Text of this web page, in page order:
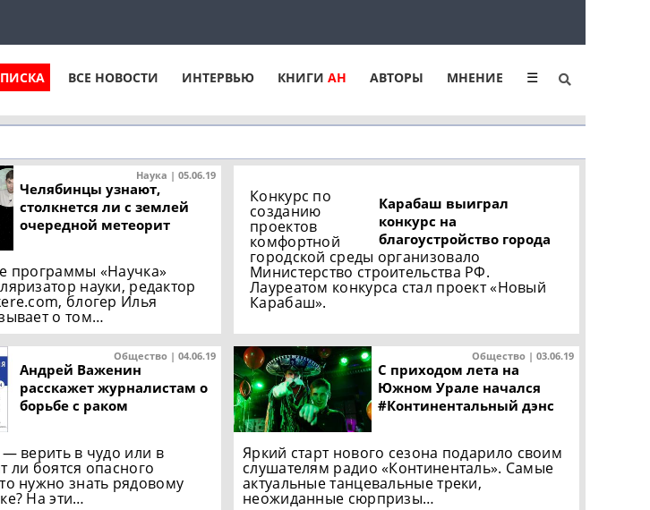
ВСЕ НОВОСТИ ИНТЕРВЬЮ КНИГИ АН АВТОРЫ МНЕНИЕ ☰
Наука | 05.06.19
Челябинцы узнают,
столкнется ли с землей
очередной метеорит
программы «Научка»
науки, редактор
блогер Илья
о том…
Карабаш выиграл
конкурс на
благоустройство города
Конкурс по
созданию
проектов
комфортной
городской среды организовало
Министерство строительства РФ.
Лауреатом конкурса стал проект «Новый
Карабаш».
Общество | 04.06.19
Андрей Важенин
расскажет журналистам о
борьбе с раком
верить в чудо или в
ли боятся опасного
нужно знать рядовому
На эти…
Общество | 03.06.19
С приходом лета на
Южном Урале начался
#Континентальный дэнс
Яркий старт нового сезона подарило своим
слушателям радио «Континенталь». Самые
актуальные танцевальные треки,
неожиданные сюрпризы…